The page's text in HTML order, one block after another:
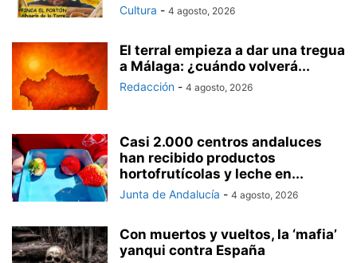
Cultura - 4 agosto, 2026
El terral empieza a dar una tregua
a Málaga: ¿cuándo volverá...
Redacción - 4 agosto, 2026
Casi 2.000 centros andaluces
han recibido productos
hortofrutícolas y leche en...
Junta de Andalucía - 4 agosto, 2026
Con muertos y vueltos, la ‘mafia’
yanqui contra España